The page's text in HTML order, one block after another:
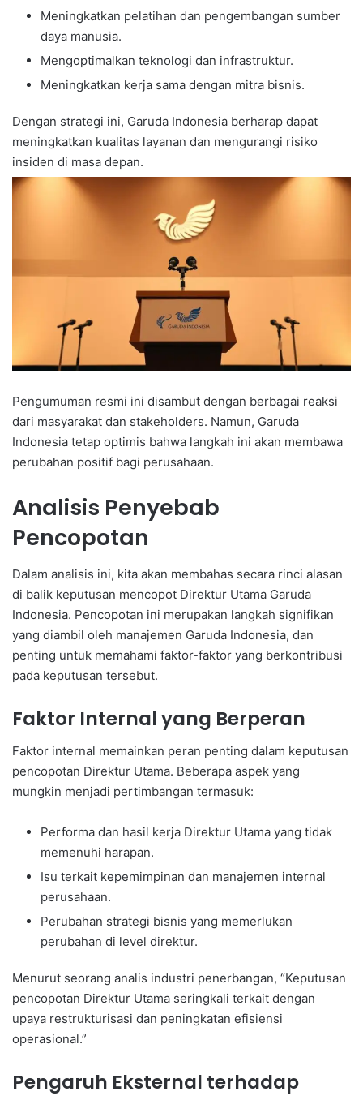
Meningkatkan pelatihan dan pengembangan sumber
daya manusia.
Mengoptimalkan teknologi dan infrastruktur.
Meningkatkan kerja sama dengan mitra bisnis.
Dengan strategi ini, Garuda Indonesia berharap dapat
meningkatkan kualitas layanan dan mengurangi risiko
insiden di masa depan.
Pengumuman resmi ini disambut dengan berbagai reaksi
dari masyarakat dan stakeholders. Namun, Garuda
Indonesia tetap optimis bahwa langkah ini akan membawa
perubahan positif bagi perusahaan.
Analisis Penyebab
Pencopotan
Dalam analisis ini, kita akan membahas secara rinci alasan
di balik keputusan mencopot Direktur Utama Garuda
Indonesia. Pencopotan ini merupakan langkah signifikan
yang diambil oleh manajemen Garuda Indonesia, dan
penting untuk memahami faktor-faktor yang berkontribusi
pada keputusan tersebut.
Faktor Internal yang Berperan
Faktor internal memainkan peran penting dalam keputusan
pencopotan Direktur Utama. Beberapa aspek yang
mungkin menjadi pertimbangan termasuk:
Performa dan hasil kerja Direktur Utama yang tidak
memenuhi harapan.
Isu terkait kepemimpinan dan manajemen internal
perusahaan.
Perubahan strategi bisnis yang memerlukan
perubahan di level direktur.
Menurut seorang analis industri penerbangan, “Keputusan
pencopotan Direktur Utama seringkali terkait dengan
upaya restrukturisasi dan peningkatan efisiensi
operasional.”
Pengaruh Eksternal terhadap